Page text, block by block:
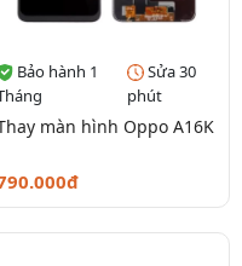
Bảo hành 1
Sửa 30
phút
màn hình Oppo A16K